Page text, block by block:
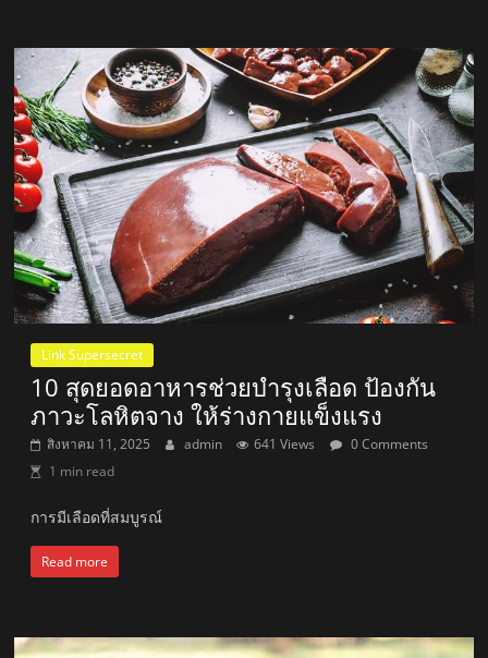
Link Supersecret
10 สุดยอดอาหารช่วยบำรุงเลือด ป้องกัน
ภาวะโลหิตจาง ให้ร่างกายแข็งแรง
สิงหาคม 11, 2025 admin 641 Views
0 Comments
1 min read
การมีเลือดที่สมบูรณ์
Read more